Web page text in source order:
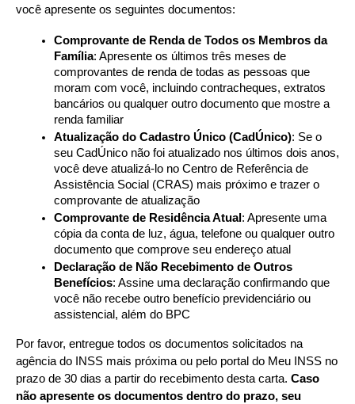
você apresente os seguintes documentos:
Comprovante de Renda de Todos os Membros da
Família: Apresente os últimos três meses de
comprovantes de renda de todas as pessoas que
moram com você, incluindo contracheques, extratos
bancários ou qualquer outro documento que mostre a
renda familiar
Atualização do Cadastro Único (CadÚnico): Se o
seu CadÚnico não foi atualizado nos últimos dois anos,
você deve atualizá-lo no Centro de Referência de
Assistência Social (CRAS) mais próximo e trazer o
comprovante de atualização
Comprovante de Residência Atual : Apresente uma
cópia da conta de luz, água, telefone ou qualquer outro
documento que comprove seu endereço atual
Declaração de Não Recebimento de Outros
Benefícios: Assine uma declaração confirmando que
você não recebe outro benefício previdenciário ou
assistencial, além do BPC
Por favor, entregue todos os documentos solicitados na
agência do INSS mais próxima ou pelo portal do Meu INSS no
prazo de 30 dias a partir do recebimento desta carta. Caso
não apresente os documentos dentro do prazo, seu